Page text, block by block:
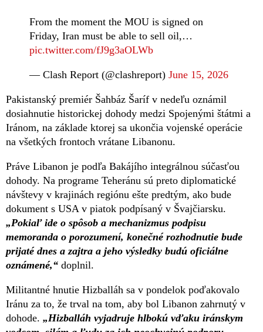
From the moment the MOU is signed on
Friday, Iran must be able to sell oil,…
pic.twitter.com/fJ9g3aOLWb
— Clash Report (@clashreport) June 15, 2026
Pakistanský premiér Šahbáz Šaríf v nedeľu oznámil
dosiahnutie historickej dohody medzi Spojenými štátmi a
Iránom, na základe ktorej sa ukončia vojenské operácie
na všetkých frontoch vrátane Libanonu.
Práve Libanon je podľa Bakájího integrálnou súčasťou
dohody. Na programe Teheránu sú preto diplomatické
návštevy v krajinách regiónu ešte predtým, ako bude
dokument s USA v piatok podpísaný v Švajčiarsku.
„Pokiaľ ide o spôsob a mechanizmus podpisu
memoranda o porozumení, konečné rozhodnutie bude
prijaté dnes a zajtra a jeho výsledky budú oficiálne
oznámené,“ doplnil.
Militantné hnutie Hizballáh sa v pondelok poďakovalo
Iránu za to, že trval na tom, aby bol Libanon zahrnutý v
dohode. „Hizballáh vyjadruje hlbokú vďaku iránskym